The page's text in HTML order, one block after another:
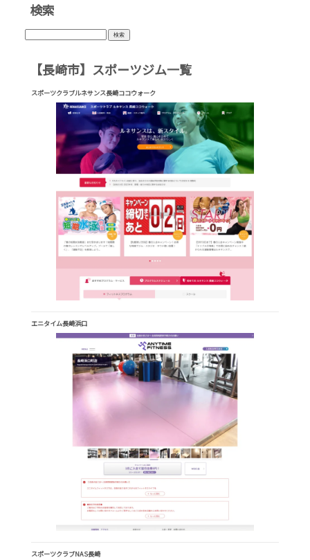
検索
検
索:
【長崎市】スポーツジム一覧
スポーツクラブルネサンス長崎ココウォーク
エニタイム長崎浜口
スポーツクラブNAS長崎